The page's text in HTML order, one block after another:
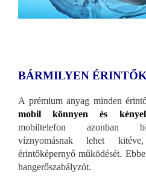
BÁRMILYEN
A prémium anyag minden
mobil könnyen és
mobiltelefon azonban
víznyomásnak lehet
érintőképernyő működését.
hangerőszabályzót.